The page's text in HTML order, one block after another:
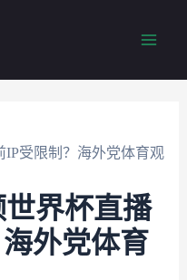
受限制？海外党体育观
界杯直播
外党体育